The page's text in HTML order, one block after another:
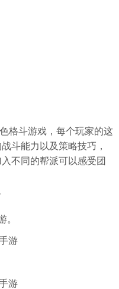
格斗游戏，每个玩家的这
斗能力以及策略技巧，
不同的帮派可以感受团
。